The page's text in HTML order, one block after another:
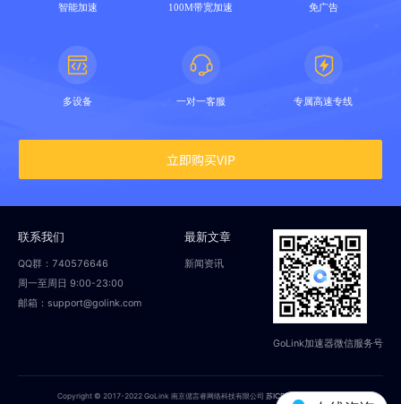
智能加速 100M带宽加速 免广告
多设备 一对一客服 专属高速专线
立即购买VIP
联系我们
QQ群：740576646
周一至周日 9:00-23:00
邮箱：support@golink.com
最新文章
新闻资讯
GoLink加速器微信服务号
Copyright © 2017-2022 GoLink 南京偲言睿网络科技有限公司苏ICP备18014251号-2